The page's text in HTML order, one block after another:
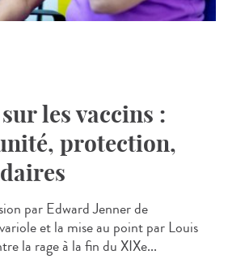
les vaccins :
protection,
par Edward Jenner de
et la mise au point par Louis
la rage à la fin du XIXe...